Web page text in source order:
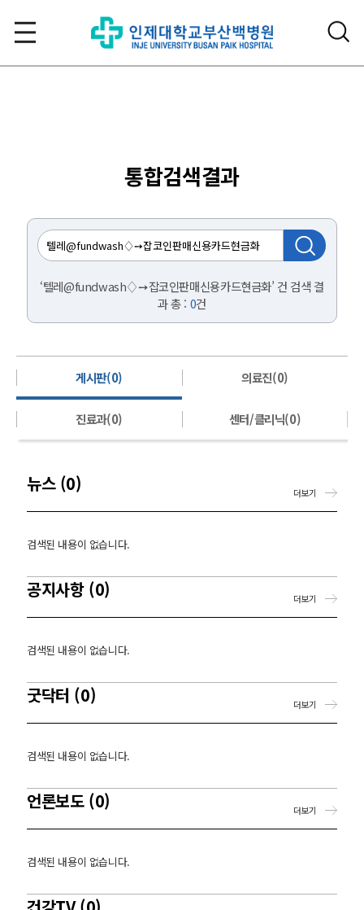
통합검색결과
‘텔레@fundwash♢➙잡코인판매신용카드현금화’ 건 검색 결
과 총 : 0건
게시판(0) 의료진(0)
진료과(0) 센터/클리닉(0)
뉴스 (0)
검색된 내용이 없습니다.
더보기
공지사항 (0)
검색된 내용이 없습니다.
더보기
굿닥터 (0)
검색된 내용이 없습니다.
더보기
언론보도 (0)
검색된 내용이 없습니다.
더보기